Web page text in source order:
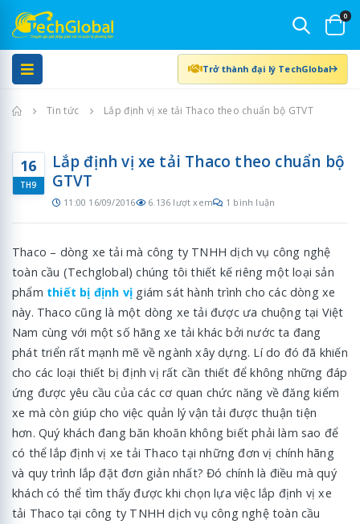
0
Trở thành đại lý TechGlobal
Trang chủ
Tin tức Lắp định vị xe tải Thaco theo chuẩn bộ GTVT
16
TH9
Lắp định vị xe tải Thaco theo chuẩn bộ
GTVT
11:00 16/09/2016 6.136 lượt xem 1 bình luận
Thaco – dòng xe tải mà công ty TNHH dịch vụ công nghệ
toàn cầu (Techglobal) chúng tôi thiết kế riêng một loại sản
phẩm thiết bị định vị giám sát hành trình cho các dòng xe
này. Thaco cũng là một dòng xe tải được ưa chuộng tại Việt
Nam cùng với một số hãng xe tải khác bởi nước ta đang
phát triển rất mạnh mẽ về ngành xây dựng. Lí do đó đã khiến
cho các loại thiết bị định vị rất cần thiết để không những đáp
ứng được yêu cầu của các cơ quan chức năng về đăng kiểm
xe mà còn giúp cho việc quản lý vận tải được thuận tiện
hơn. Quý khách đang băn khoăn không biết phải làm sao để
có thể lắp định vị xe tải Thaco tại những đơn vị chính hãng
và quy trình lắp đặt đơn giản nhất? Đó chính là điều mà quý
khách có thể tìm thấy được khi chọn lựa việc lắp định vị xe
tải Thaco tại công ty TNHH dịch vụ công nghệ toàn cầu